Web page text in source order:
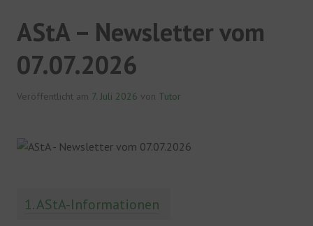
AStA – Newsletter vom
07.07.2026
Veröffentlicht am 7. Juli 2026 von Tutor
1. AStA-Informationen